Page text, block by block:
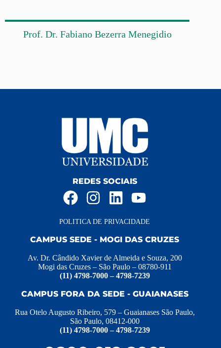
Prof. Dr. Fabiano Bezerra Menegidio
REDES SOCIAIS
POLITICA DE PRIVACIDADE
CAMPUS SEDE - MOGI DAS CRUZES
Av. Dr. Cândido Xavier de Almeida e Souza, 200
Mogi das Cruzes – São Paulo – 08780-911
(11) 4798-7000 – 4798-7239
CAMPUS FORA DA SEDE - GUAIANASES
Rua Otelo Augusto Ribeiro, 579 – Guaianases São Paulo,
São Paulo, 08412-000
(11) 4798-7000 – 4798-7239